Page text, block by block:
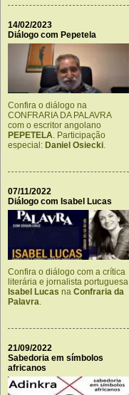
14/02/2023
Diálogo com Pepetela
Confira o diálogo na
CONFRARIA DA PALAVRA
com o escritor angolano
PEPETELA. Participação
especial: Daniel Osiecki.
07/11/2022
Diálogo com Isabel Lucas
Confira o diálogo com a crítica
literária e jornalista portuguesa
Isabel Lucas na Confraria da
Palavra.
21/09/2022
Sabedoria em símbolos
africanos